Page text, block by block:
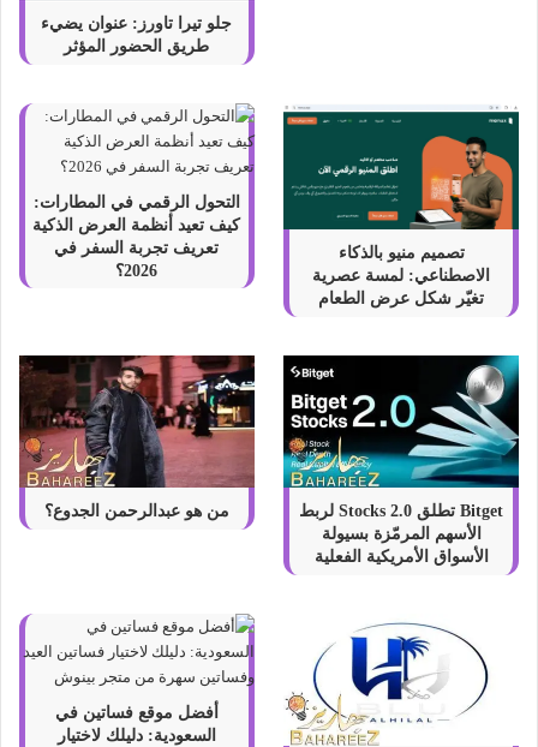
جلو تيرا تاورز: عنوان يضيء
طريق الحضور المؤثر
تصميم منيو بالذكاء
الاصطناعي: لمسة عصرية
تغيّر شكل عرض الطعام
التحول الرقمي في المطارات:
كيف تعيد أنظمة العرض الذكية
تعريف تجربة السفر في
2026؟
Bitget تطلق Stocks 2.0 لربط
الأسهم المرمّزة بسيولة
الأسواق الأمريكية الفعلية
من هو عبدالرحمن الجدوع؟
أفضل موقع فساتين في
السعودية: دليلك لاختيار